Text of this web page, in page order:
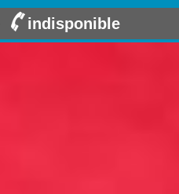
indisponible